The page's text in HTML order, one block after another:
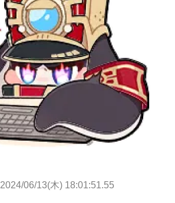
2024/06/13(木) 18:01:51.55